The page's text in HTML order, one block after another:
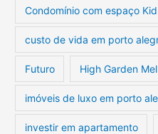
Condomínio com espaço
custo de vida em porto
Futuro High Garden
imóveis de luxo em porto
investir em apartamento